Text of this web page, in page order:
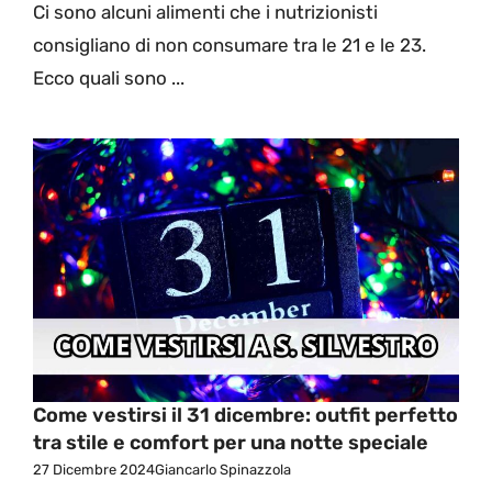
Ci sono alcuni alimenti che i nutrizionisti
consigliano di non consumare tra le 21 e le 23.
Ecco quali sono ...
Come vestirsi il 31 dicembre: outfit perfetto
tra stile e comfort per una notte speciale
27 Dicembre 2024Giancarlo Spinazzola